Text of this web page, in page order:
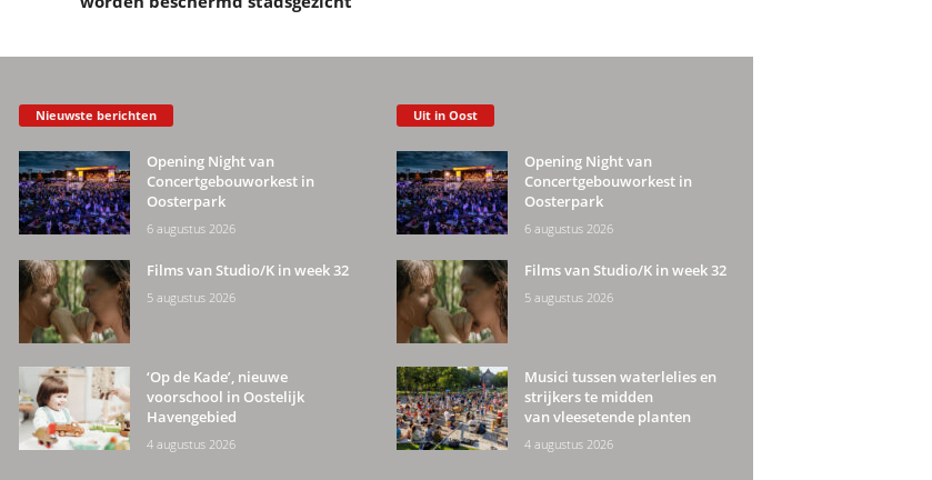
Nieuwste berichten
Opening Night van
Concertgebouworkest in
Oosterpark
6 augustus 2026
Films van Studio/K in week 32
5 augustus 2026
‘Op de Kade’, nieuwe
voorschool in Oostelijk
Havengebied
4 augustus 2026
Uit in Oost
Opening Night van
Concertgebouworkest in
Oosterpark
6 augustus 2026
Films van Studio/K in week 32
5 augustus 2026
Musici tussen waterlelies en
strijkers te midden
van vleesetende planten
4 augustus 2026